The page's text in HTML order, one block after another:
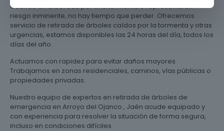
Cuando un árbol cae por una tormenta o representa un
riesgo inminente, no hay tiempo que perder. Ofrecemos
servicio de retirada de árboles caídos por la tormenta y otras
urgencias, estamos disponibles las 24 horas del día, todos los
días del año.
Actuamos con rapidez para evitar daños mayores.
Trabajamos en zonas residenciales, caminos, vías públicas o
propiedades privadas.
Nuestro equipo de expertos en retirada de árboles de
emergencia en Arroyo del Ojanco , Jaén acude equipado y
con experiencia para resolver la situación de forma segura,
incluso en condiciones difíciles.